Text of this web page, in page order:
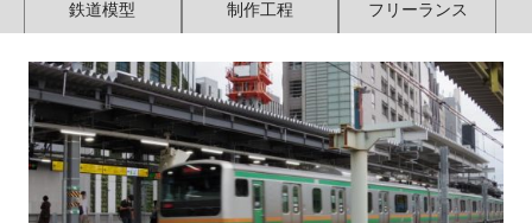
鉄道模型
制作工程 フリーランス